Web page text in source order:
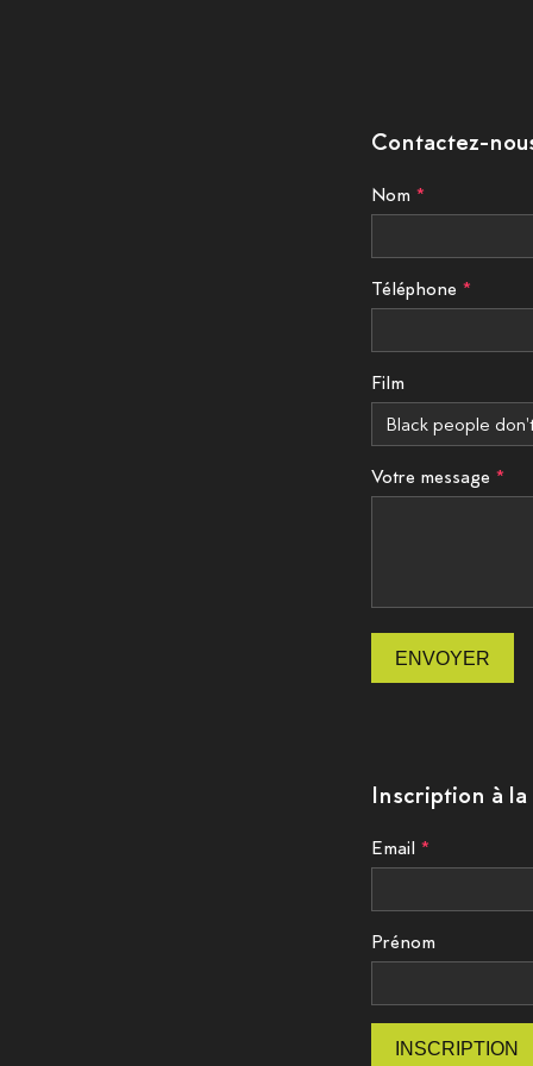
Contactez-
Nom
Téléphone
Film
Votre message
ENVOYER
Inscription à
Email
Prénom
INSCRIPTION